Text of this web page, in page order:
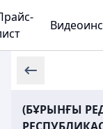
(БҰРЫНҒЫ